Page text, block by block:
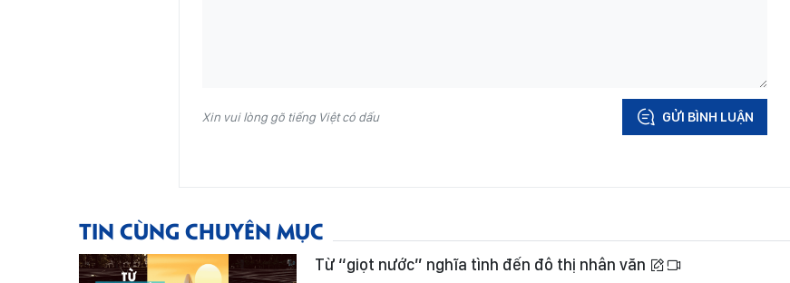
Xin vui lòng gõ tiếng Việt có dấu GỬI BÌNH LUẬN
TIN CÙNG CHUYÊN MỤC
Từ “giọt nước” nghĩa tình đến đô thị nhân văn